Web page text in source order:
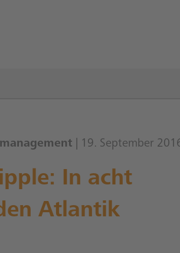
| 19. September
In acht
Atlantik